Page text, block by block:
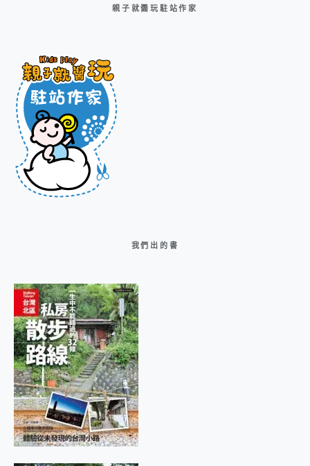
親子就醬玩駐站作家
我們出的書